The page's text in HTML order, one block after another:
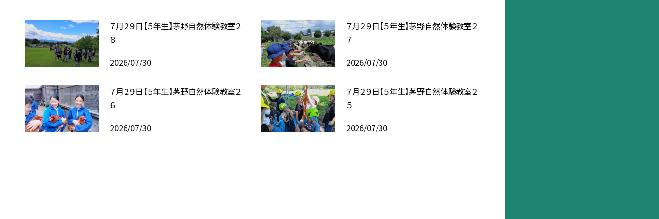
７月２９日【５年生】茅野自然体験教室２
８
2026/07/30
７月２９日【５年生】茅野自然体験教室２
７
2026/07/30
７月２９日【５年生】茅野自然体験教室２
６
2026/07/30
７月２９日【５年生】茅野自然体験教室２
５
2026/07/30